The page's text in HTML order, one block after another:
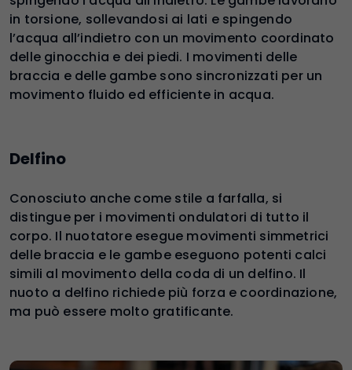
in torsione, sollevandosi ai lati e spingendo
l’acqua all’indietro con un movimento coordinato
delle ginocchia e dei piedi. I movimenti delle
braccia e delle gambe sono sincronizzati per un
movimento fluido ed efficiente in acqua.
Delfino
Conosciuto anche come stile a farfalla, si
distingue per i movimenti ondulatori di tutto il
corpo. Il nuotatore esegue movimenti simmetrici
delle braccia e le gambe eseguono potenti calci
simili al movimento della coda di un delfino. Il
nuoto a delfino richiede più forza e coordinazione,
ma può essere molto gratificante.